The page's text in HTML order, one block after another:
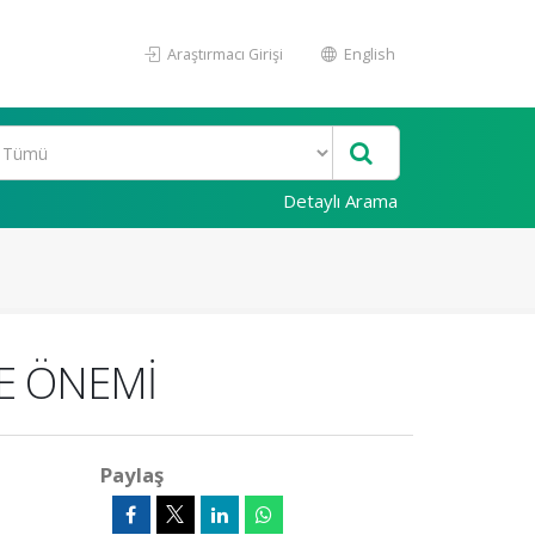
Araştırmacı Girişi English
Detaylı Arama
ÖNEMİ
Paylaş